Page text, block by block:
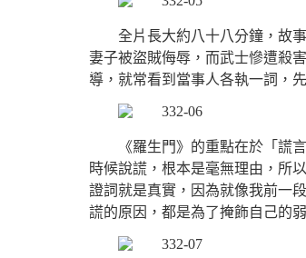
全片長大約八十八分鐘，故
妻子被盜賊侮辱，而武士慘遭殺
導，就常看到當事人各執一詞，
《羅生門》的重點在於「謊
時候說謊，根本是毫無理由，所
證詞就是真實，因為就像我前一
謊的原因，都是為了掩飾自己的弱